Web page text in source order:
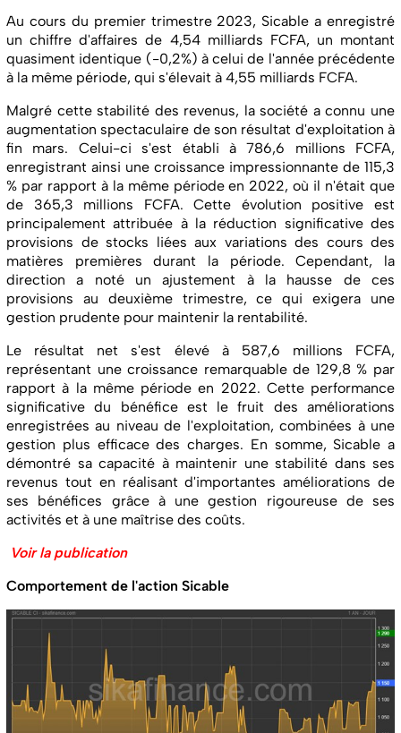
Au cours du premier trimestre 2023, Sicable a enregistré
un chiffre d'affaires de 4,54 milliards FCFA, un montant
quasiment identique (-0,2%) à celui de l'année précédente
à la même période, qui s'élevait à 4,55 milliards FCFA.
Malgré cette stabilité des revenus, la société a connu une
augmentation spectaculaire de son résultat d'exploitation à
fin mars. Celui-ci s'est établi à 786,6 millions FCFA,
enregistrant ainsi une croissance impressionnante de 115,3
% par rapport à la même période en 2022, où il n'était que
de 365,3 millions FCFA. Cette évolution positive est
principalement attribuée à la réduction significative des
provisions de stocks liées aux variations des cours des
matières premières durant la période. Cependant, la
direction a noté un ajustement à la hausse de ces
provisions au deuxième trimestre, ce qui exigera une
gestion prudente pour maintenir la rentabilité.
Le résultat net s'est élevé à 587,6 millions FCFA,
représentant une croissance remarquable de 129,8 % par
rapport à la même période en 2022. Cette performance
significative du bénéfice est le fruit des améliorations
enregistrées au niveau de l'exploitation, combinées à une
gestion plus efficace des charges. En somme, Sicable a
démontré sa capacité à maintenir une stabilité dans ses
revenus tout en réalisant d'importantes améliorations de
ses bénéfices grâce à une gestion rigoureuse de ses
activités et à une maîtrise des coûts.
Voir la publication
Comportement de l'action Sicable